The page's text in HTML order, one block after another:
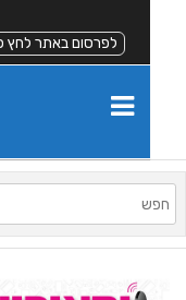
לפרסום באתר לחץ כאן